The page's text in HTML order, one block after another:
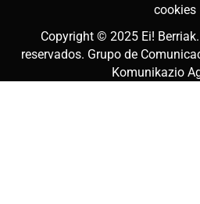
cookies
Copyright © 2025 Ei! Berriak
reservados. Grupo de
Komunikazio